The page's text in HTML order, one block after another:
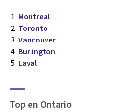
Montreal
Toronto
Vancouver
Burlington
Laval
Top en Ontario